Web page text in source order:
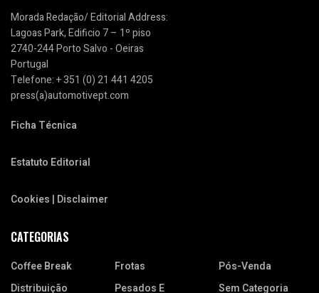
Morada Redação/ Editorial Address:
Lagoas Park, Edificio 7 – 1º piso
2740-244 Porto Salvo - Oeiras
Portugal
Telefone: + 351 (0) 21 441 4205
press(a)automotivept.com
Ficha Técnica
Estatuto Editorial
Cookies | Disclaimer
CATEGORIAS
Coffee Break
Distribuição
Frotas
Pesados E
Pós-Venda
Sem Categoria